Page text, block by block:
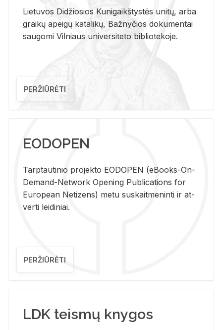
Lietuvos Didžiosios Kunigaikštystės unitų, arba
graikų apeigų katalikų, Bažnyčios dokumentai
saugomi Vilniaus universiteto bibliotekoje.
PERŽIŪRĖTI
EODOPEN
Tarp­tau­ti­nio pro­jek­to EO­DO­PEN (eBo­oks-On-
De­mand-Ne­twork Ope­ning Pub­li­ca­tions for
Eu­ro­pe­an Ne­ti­zens) metu su­skait­me­nin­ti ir at­
ver­ti lei­di­niai.
PERŽIŪRĖTI
LDK teismų knygos